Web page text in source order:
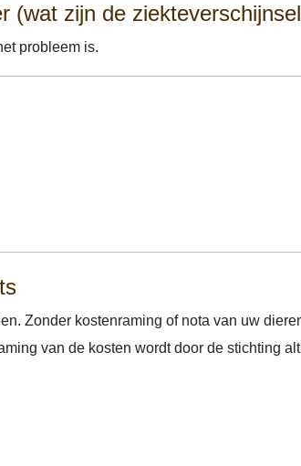
(wat zijn de
probleem is.
Zonder kostenraming of nota van uw
van de kosten wordt door de stichting